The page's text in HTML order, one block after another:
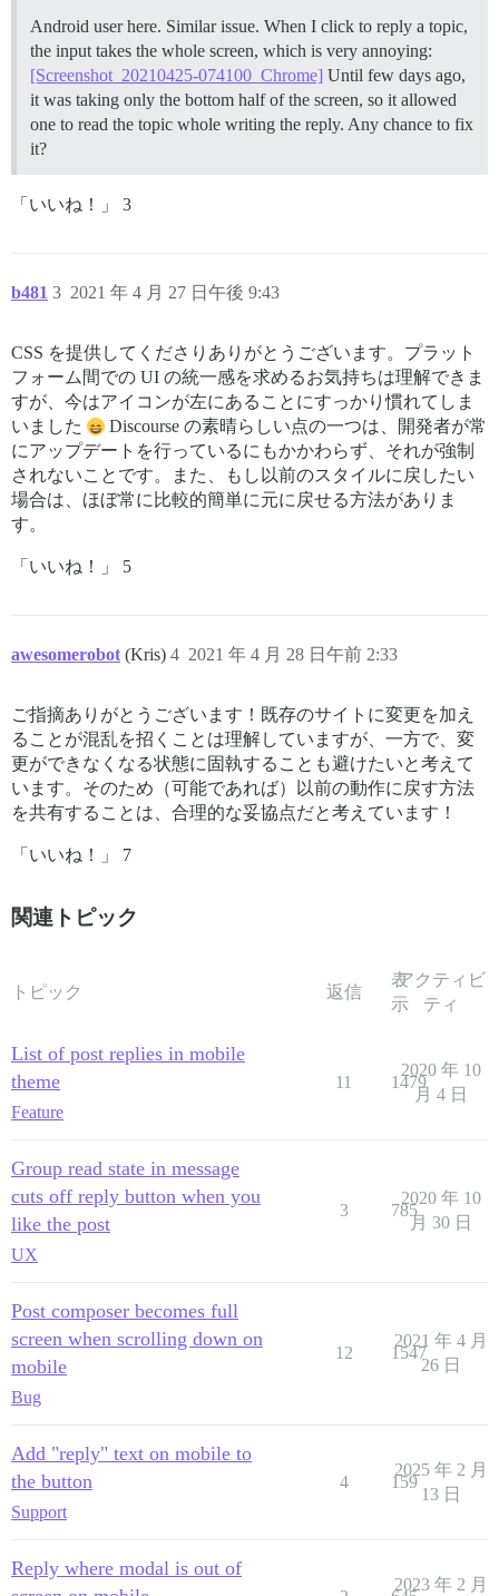
Android user here. Similar issue. When I click to reply a topic,
the input takes the whole screen, which is very annoying:
[Screenshot_20210425-074100_Chrome] Until few days ago,
it was taking only the bottom half of the screen, so it allowed
one to read the topic whole writing the reply. Any chance to fix
it?
「いいね！」 3
b481 2021 年 4 月 27 日午後 9:43
3
CSS を提供してくださりありがとうございます。プラット
フォーム間での UI の統一感を求めるお気持ちは理解できま
すが、今はアイコンが左にあることにすっかり慣れてしま
いました
Discourse の素晴らしい点の一つは、開発者が常
にアップデートを行っているにもかかわらず、それが強制
されないことです。また、もし以前のスタイルに戻したい
場合は、ほぼ常に比較的簡単に元に戻せる方法がありま
す。
「いいね！」 5
awesomerobot (Kris) 2021 年 4 月 28 日午前 2:33
4
ご指摘ありがとうございます！既存のサイトに変更を加え
ることが混乱を招くことは理解していますが、一方で、変
更ができなくなる状態に固執することも避けたいと考えて
います。そのため（可能であれば）以前の動作に戻す方法
を共有することは、合理的な妥協点だと考えています！
「いいね！」 7
関連トピック
トピック 返信
表
示
アクティビ
ティ
List of post replies in mobile
theme
Feature
11 1479
2020 年 10
月 4 日
Group read state in message
cuts off reply button when you
like the post
UX
3 785
2020 年 10
月 30 日
Post composer becomes full
screen when scrolling down on
mobile
Bug
12 1547
2021 年 4 月
26 日
Add "reply" text on mobile to
the button
Support
4 159
2025 年 2 月
13 日
Reply where modal is out of
2023 年 2 月